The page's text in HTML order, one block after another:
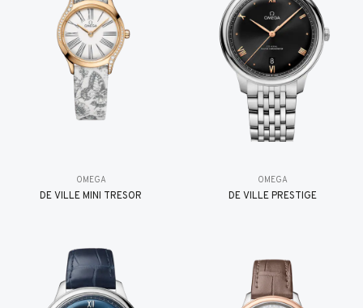
OMEGA
DE VILLE MINI TRÉSOR
OMEGA
DE VILLE PRESTIGE